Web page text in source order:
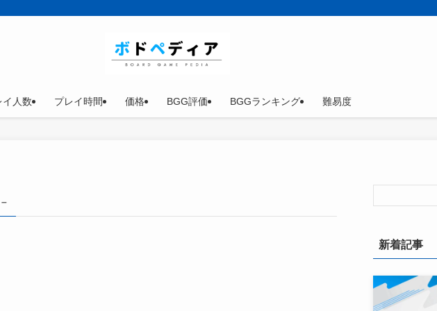
イ人数 プレイ時間 価格 BGG評価 BGGランキング 難易度
新着記事